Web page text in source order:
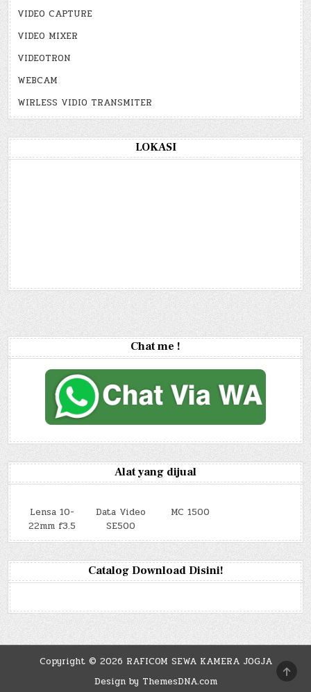
VIDEO CAPTURE
VIDEO MIXER
VIDEOTRON
WEBCAM
WIRLESS VIDIO TRANSMITER
LOKASI
Chat me !
Alat yang dijual
Lensa 10-
22mm f3.5
Data Video
SE500
MC 1500
Catalog Download Disini!
Copyright © 2026 RAFICOM SEWA KAMERA JOGJA
Design by ThemesDNA.com
TO